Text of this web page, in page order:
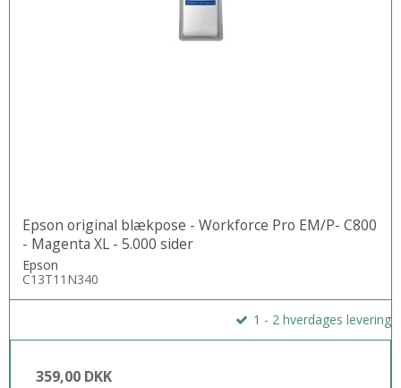
Epson original blækpose - Workforce Pro EM/P- C800
- Magenta XL - 5.000 sider
Epson
C13T11N340
1 - 2 hverdages levering
359,00 DKK